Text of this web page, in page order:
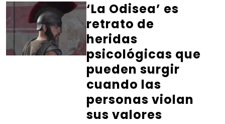
‘La Odisea’ es
retrato de
heridas
psicológicas que
pueden surgir
cuando las
personas violan
sus valores